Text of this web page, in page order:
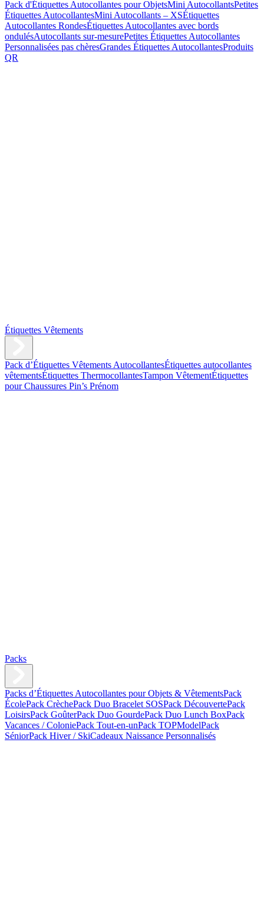
Pack d'Étiquettes Autocollantes pour ObjetsMini AutocollantsPetites
Étiquettes AutocollantesMini Autocollants – XSÉtiquettes
Autocollantes RondesÉtiquettes Autocollantes avec bords
ondulésAutocollants sur-mesurePetites Étiquettes Autocollantes
Personnalisées pas chèresGrandes Étiquettes AutocollantesProduits
QR
Étiquettes Vêtements
Pack d’Étiquettes Vêtements AutocollantesÉtiquettes autocollantes
vêtementsÉtiquettes ThermocollantesTampon VêtementÉtiquettes
pour Chaussures Pin’s Prénom
Packs
Packs d’Étiquettes Autocollantes pour Objets & VêtementsPack
ÉcolePack CrèchePack Duo Bracelet SOSPack DécouvertePack
LoisirsPack GoûterPack Duo GourdePack Duo Lunch BoxPack
Vacances / ColoniePack Tout-en-unPack TOPModelPack
SéniorPack Hiver / SkiCadeaux Naissance Personnalisés